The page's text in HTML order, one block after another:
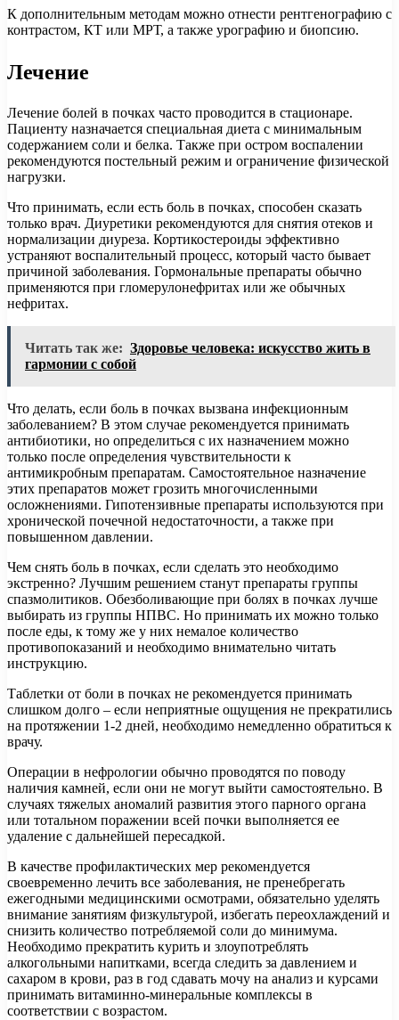
К дополнительным методам можно отнести рентгенографию с
контрастом, КТ или МРТ, а также урографию и биопсию.
Лечение
Лечение болей в почках часто проводится в стационаре.
Пациенту назначается специальная диета с минимальным
содержанием соли и белка. Также при остром воспалении
рекомендуются постельный режим и ограничение физической
нагрузки.
Что принимать, если есть боль в почках, способен сказать
только врач. Диуретики рекомендуются для снятия отеков и
нормализации диуреза. Кортикостероиды эффективно
устраняют воспалительный процесс, который часто бывает
причиной заболевания. Гормональные препараты обычно
применяются при гломерулонефритах или же обычных
нефритах.
Читать так же: Здоровье человека: искусство жить в
гармонии с собой
Что делать, если боль в почках вызвана инфекционным
заболеванием? В этом случае рекомендуется принимать
антибиотики, но определиться с их назначением можно
только после определения чувствительности к
антимикробным препаратам. Самостоятельное назначение
этих препаратов может грозить многочисленными
осложнениями. Гипотензивные препараты используются при
хронической почечной недостаточности, а также при
повышенном давлении.
Чем снять боль в почках, если сделать это необходимо
экстренно? Лучшим решением станут препараты группы
спазмолитиков. Обезболивающие при болях в почках лучше
выбирать из группы НПВС. Но принимать их можно только
после еды, к тому же у них немалое количество
противопоказаний и необходимо внимательно читать
инструкцию.
Таблетки от боли в почках не рекомендуется принимать
слишком долго – если неприятные ощущения не прекратились
на протяжении 1-2 дней, необходимо немедленно обратиться к
врачу.
Операции в нефрологии обычно проводятся по поводу
наличия камней, если они не могут выйти самостоятельно. В
случаях тяжелых аномалий развития этого парного органа
или тотальном поражении всей почки выполняется ее
удаление с дальнейшей пересадкой.
В качестве профилактических мер рекомендуется
своевременно лечить все заболевания, не пренебрегать
ежегодными медицинскими осмотрами, обязательно уделять
внимание занятиям физкультурой, избегать переохлаждений и
снизить количество потребляемой соли до минимума.
Необходимо прекратить курить и злоупотреблять
алкогольными напитками, всегда следить за давлением и
сахаром в крови, раз в год сдавать мочу на анализ и курсами
принимать витаминно-минеральные комплексы в
соответствии с возрастом.